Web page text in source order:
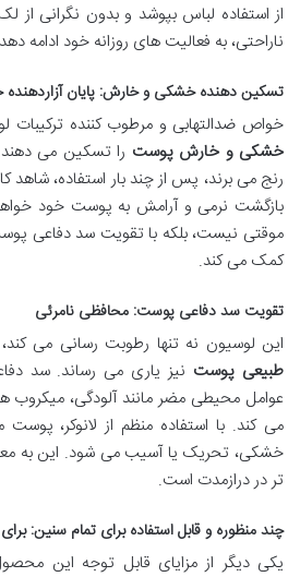
از استفاده لباس بپوشد و بدون نگرانی
ناراحتی، به فعالیت های روزانه خود ادامه
تسکین دهنده خشکی و خارش: پایان
خواص ضدالتهابی و مرطوب کننده ترکیبات
خشکی و خارش پوست را تسکین می
رنج می برند، پس از چند بار استفاده،
بازگشت نرمی و آرامش به پوست خود
موقتی نیست، بلکه با تقویت سد دفاعی
کمک می کند.
تقویت سد دفاعی پوست: محافظی نامرئی
این لوسیون نه تنها رطوبت رسانی می کند،
طبیعی پوست نیز یاری می رساند. سد
عوامل محیطی مضر مانند آلودگی، میکروب
می کند. با استفاده منظم از لانوکر،
خشکی، تحریک یا آسیب می شود. این به
تر در درازمدت است.
چند منظوره و قابل استفاده برای تمام سنین:
یکی دیگر از مزایای قابل توجه این